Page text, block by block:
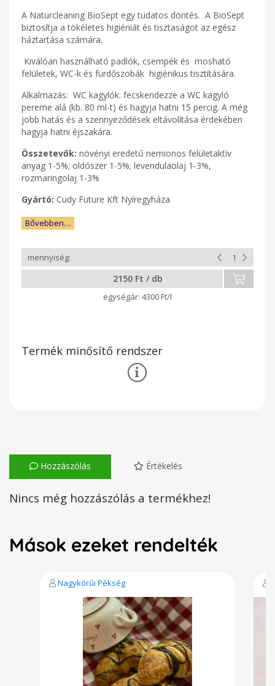
A Naturcleaning BioSept egy tudatos döntés. A BioSept
biztosítja a tökéletes higiéniát és tisztaságot az egész
háztartása számára.
Kiválóan használható padlók, csempék és mosható
felületek, WC-k és fürdőszobák higiénikus tisztítására.
Alkalmazás: WC kagylók: fecskendezze a WC kagyló
pereme alá (kb. 80 ml-t) és hagyja hatni 15 percig. A még
jobb hatás és a szennyeződések eltávolítása érdekében
hagyja hatni éjszakára.
Összetevők: növényi eredetű nemionos felületaktív
anyag 1-5%; oldószer 1-5%; levendulaolaj 1-3%,
rozmaringolaj 1-3%
Gyártó: Cudy Future Kft Nyíregyháza
Bővebben…
2150 Ft / db
4300 Ft/l
Termék minősítő rendszer
Hozzászólás Értékelés
Nincs még hozzászólás a termékhez!
Mások ezeket rendelték
Nagykörűi Pékség